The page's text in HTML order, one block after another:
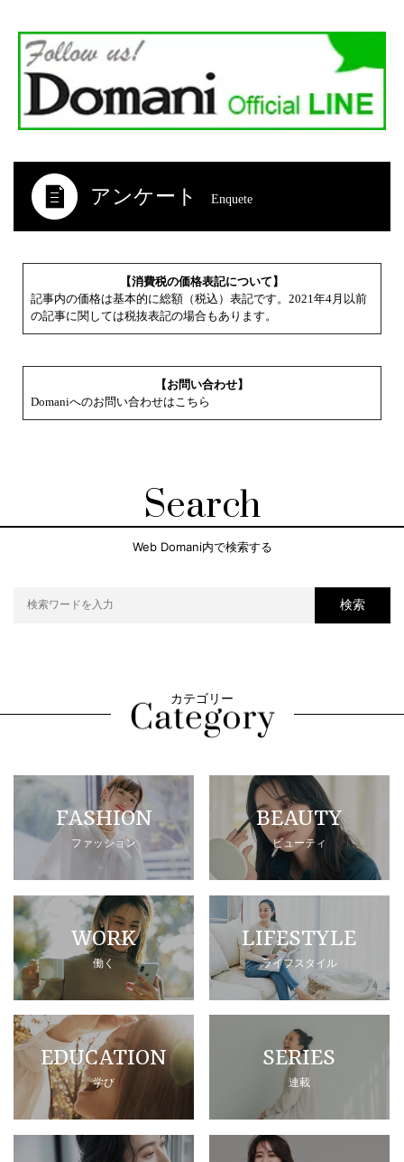
アンケート Enquete
【消費税の価格表記について】
記事内の価格は基本的に総額（税込）表記です。2021年4月以前
の記事に関しては税抜表記の場合もあります。
【お問い合わせ】
Domaniへのお問い合わせはこちら
Search
Web Domani内で検索する
検索
カテゴリー
FASHION
ファッション
BEAUTY
ビューティ
WORK
働く
LIFESTYLE
ライフスタイル
EDUCATION
学び
SERIES
連載